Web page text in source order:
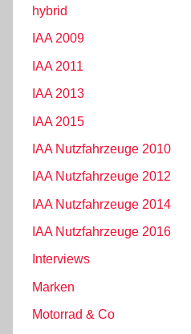
hybrid
IAA 2009
IAA 2011
IAA 2013
IAA 2015
IAA Nutzfahrzeuge 2010
IAA Nutzfahrzeuge 2012
IAA Nutzfahrzeuge 2014
IAA Nutzfahrzeuge 2016
Interviews
Marken
Motorrad & Co